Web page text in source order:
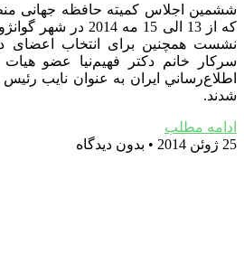
ششمین اجلاس کمیته حافظه جهانی
که از 13 الی 15 مه
نشست همچنين برای انتخاب اعضای
سركار خانم دکتر فهیم‌نیا عضو هيات
اطلاع‌رساني ايران به عنوان نایب رئیس
شدند.
ادامه مطلب
25 ژوئن 2014
بدون دیدگاه